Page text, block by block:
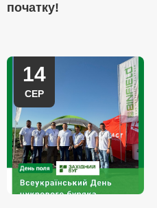
початку!
14
СЕР